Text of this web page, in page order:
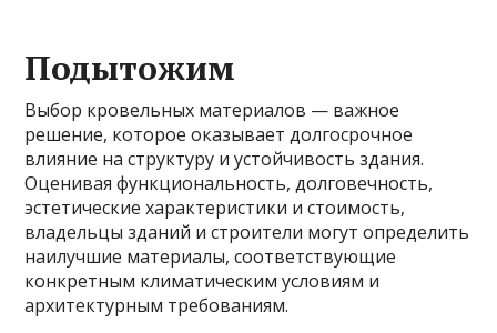
Подытожим
Выбор кровельных материалов — важное
решение, которое оказывает долгосрочное
влияние на структуру и устойчивость здания.
Оценивая функциональность, долговечность,
эстетические характеристики и стоимость,
владельцы зданий и строители могут определить
наилучшие материалы, соответствующие
конкретным климатическим условиям и
архитектурным требованиям.